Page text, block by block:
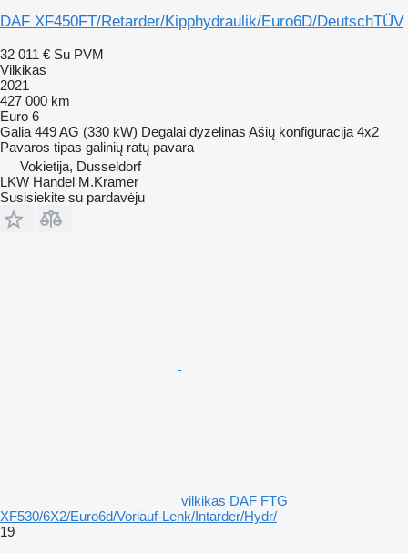
DAF XF450FT/Retarder/Kipphydraulik/Euro6D/DeutschTÜV
32 011 € Su PVM
Vilkikas
2021
427 000 km
Euro 6
Galia 449 AG (330 kW) Degalai dyzelinas Ašių konfigūracija 4x2
Pavaros tipas galinių ratų pavara
Vokietija, Dusseldorf
LKW Handel M.Kramer
Susisiekite su pardavėju
vilkikas DAF FTG
XF530/6X2/Euro6d/Vorlauf-Lenk/Intarder/Hydr/
19